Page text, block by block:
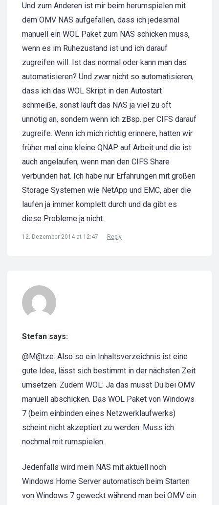
Und zum Anderen ist mir beim herumspielen mit
dem OMV NAS aufgefallen, dass ich jedesmal
manuell ein WOL Paket zum NAS schicken muss,
wenn es im Ruhezustand ist und ich darauf
zugreifen will. Ist das normal oder kann man das
automatisieren? Und zwar nicht so automatisieren,
dass ich das WOL Skript in den Autostart
schmeiße, sonst läuft das NAS ja viel zu oft
unnötig an, sondern wenn ich zBsp. per CIFS darauf
zugreife. Wenn ich mich richtig erinnere, hatten wir
früher mal eine kleine QNAP auf Arbeit und die ist
auch angelaufen, wenn man den CIFS Share
verbunden hat. Ich habe nur Erfahrungen mit großen
Storage Systemen wie NetApp und EMC, aber die
laufen ja immer komplett durch und da gibt es
diese Probleme ja nicht.
12. Dezember 2014 at 12:47 Reply
Stefan says:
@M@tze: Also so ein Inhaltsverzeichnis ist eine
gute Idee, lässt sich bestimmt in der nächsten Zeit
umsetzen. Zudem WOL: Ja das musst Du bei OMV
manuell abschicken. Das WOL Paket von Windows
7 (beim einbinden eines Netzwerklaufwerks)
scheint nicht akzeptiert zu werden. Muss ich
nochmal mit rumspielen.
Jedenfalls wird mein NAS mit aktuell noch
Windows Home Server automatisch beim Starten
von Windows 7 geweckt während man bei OMV ein